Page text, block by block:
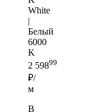
White
|
Белый
6000
K
2 59899
₽/
м
В